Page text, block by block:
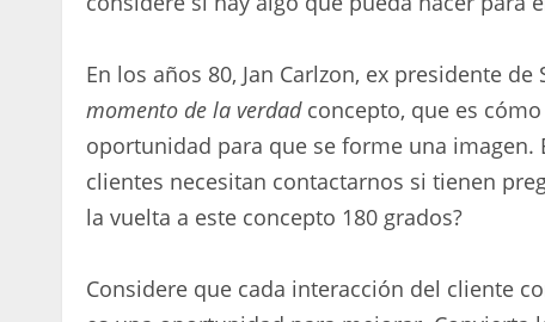
En los años 80, Jan Carlzon, ex presidente
momento de la verdad concepto, que es
oportunidad para que se forme una
clientes necesitan contactarnos si tienen
la vuelta a este concepto 180 grados?
Considere que cada interacción del cliente